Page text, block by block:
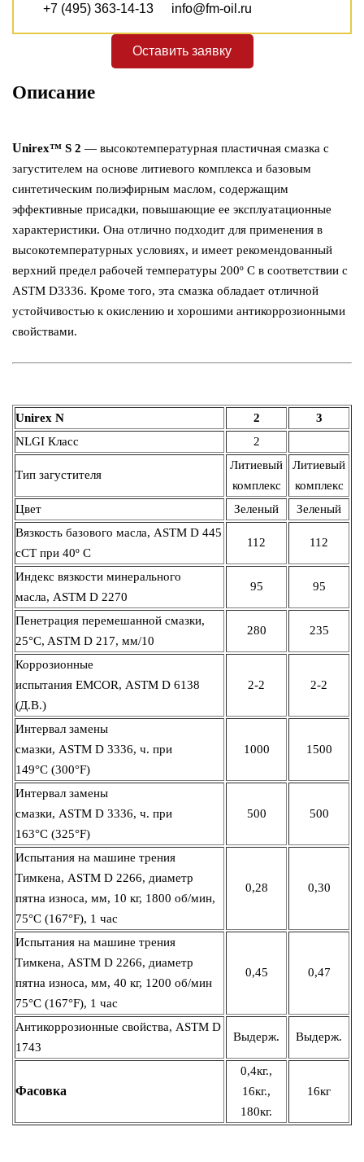
+7 (495) 363-14-13
info@fm-oil.ru
Оставить заявку
Описание
Unirex™ S 2 — высокотемпературная пластичная смазка с
загустителем на основе литиевого комплекса и базовым
синтетическим полиэфирным маслом, содержащим
эффективные присадки, повышающие ее эксплуатационные
характеристики. Она отлично подходит для применения в
высокотемпературных условиях, и имеет рекомендованный
верхний предел рабочей температуры 200º C в соответствии с
ASTM D3336. Кроме того, эта смазка обладает отличной
устойчивостью к окислению и хорошими антикоррозионными
свойствами.
Unirex N 2
3
NLGI Класс
2
Тип загустителя
Литиевый
комплекс
Литиевый
комплекс
Цвет
Зеленый
Зеленый
Вязкость базового масла, ASTM D 445
сСТ при 40º C
112 112
Индекс вязкости минерального
масла, ASTM D 2270
95 95
Пенетрация перемешанной смазки,
25°C, ASTM D 217, мм/10
280 235
Коррозионные
испытания EMCOR, ASTM D 6138
(Д.B.)
2-2 2-2
Интервал замены
смазки, ASTM D 3336, ч. при
149°C (300°F)
1000 1500
Интервал замены
смазки, ASTM D 3336, ч. при
163°C (325°F)
500 500
Испытания на машине трения
Тимкена, ASTM D 2266, диаметр
пятна износа, мм, 10 кг, 1800 об/мин,
75°C (167°F), 1 час
0,28 0,30
Испытания на машине трения
Тимкена, ASTM D 2266, диаметр
пятна износа, мм, 40 кг, 1200 об/мин
75°C (167°F), 1 час
0,45 0,47
Антикоррозионные свойства, ASTM D
1743
Выдерж. Выдерж.
Фасовка
0,4кг.,
16кг.,
180кг.
16кг